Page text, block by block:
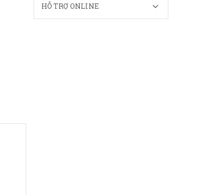
HỖ TRỢ ONLINE